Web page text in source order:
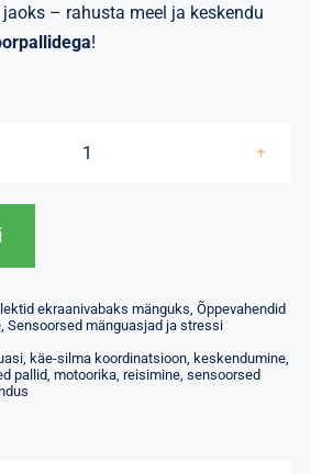
– rahusta meel ja keskendu
!
Silikoonist
–
leevendus
ekraanivabaks mänguks Õppevahendid
, Sensoorsed mänguasjad ja stressi
, käe-silma koordinatsioon, keskendumine,
pallid motoorika, reisimine, sensoorsed